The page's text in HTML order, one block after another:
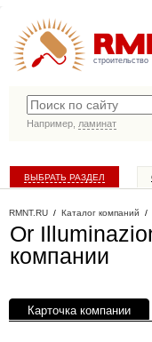
строительство
Например, ламинат
ВЫБРАТЬ РАЗДЕЛ
RMNT.RU / Каталог компаний /
Or
компании
Карточка компании